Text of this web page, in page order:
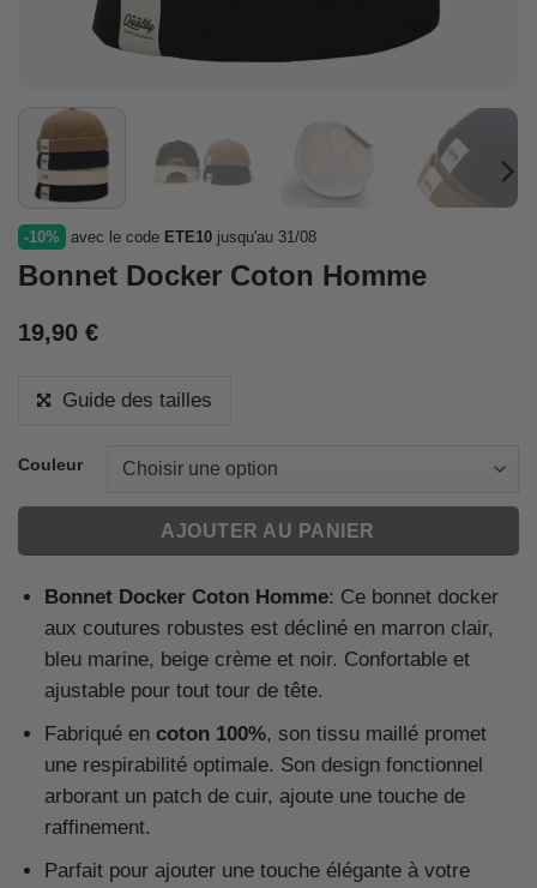
-10% avec le code ETE10 jusqu'au 31/08
Bonnet Docker Coton Homme
19,90 €
Guide des tailles
Couleur
AJOUTER AU PANIER
Bonnet Docker Coton Homme: Ce bonnet docker
aux coutures robustes est décliné en marron clair,
bleu marine, beige crème et noir. Confortable et
ajustable pour tout tour de tête.
Fabriqué en coton 100%, son tissu maillé promet
une respirabilité optimale. Son design fonctionnel
arborant un patch de cuir, ajoute une touche de
raffinement.
Parfait pour ajouter une touche élégante à votre